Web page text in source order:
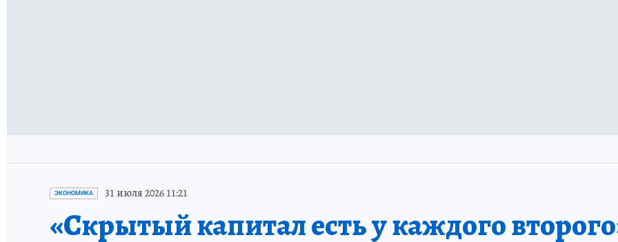
ЭКОНОМИКА 31 июля 2026 11:21
«Скрытый капитал есть у каждого